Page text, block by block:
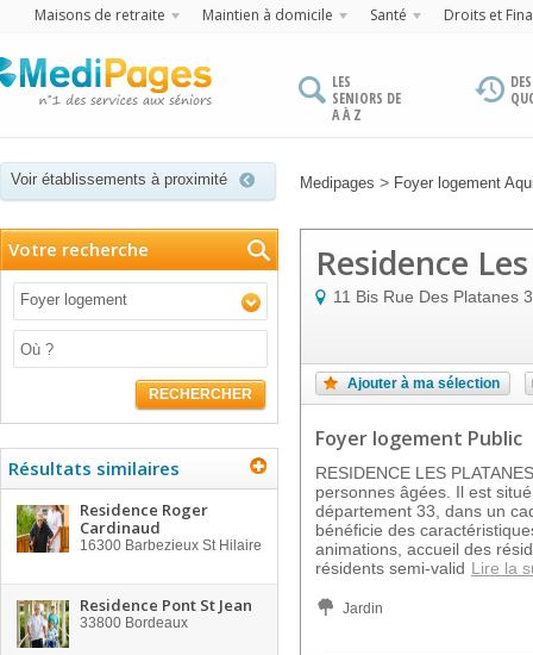
Maisons de retraite Maintien à domicile Santé Droits et
LES
SENIORS DE
A À Z
Voir établissements à proximité Medipages > Foyer logement
Votre recherche
Foyer logement
RECHERCHER
Résultats similaires
Residence Roger
Cardinaud
16300 Barbezieux St Hilaire
Residence Pont St Jean
33800 Bordeaux
Residence
11 Bis Rue Des Platanes
Ajouter à ma sélection
Foyer logement Public
RESIDENCE LES
personnes âgées. Il est
département 33, dans un
bénéficie des
animations, accueil des
résidents semi-valid Lire la
Jardin